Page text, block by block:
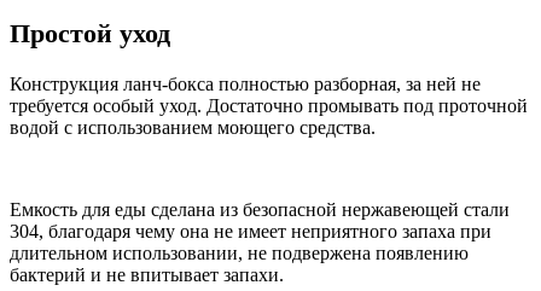
Простой уход
Конструкция ланч-бокса полностью разборная, за ней не
требуется особый уход. Достаточно промывать под проточной
водой с использованием моющего средства.
Емкость для еды сделана из безопасной нержавеющей стали
304, благодаря чему она не имеет неприятного запаха при
длительном использовании, не подвержена появлению
бактерий и не впитывает запахи.